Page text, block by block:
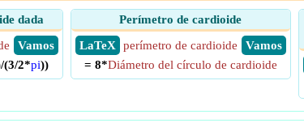
dada
​ Vamos
(3/2*pi))
Perímetro de cardioide
​ LaTeX
​ Vamos
perímetro de cardioide
= 8*Diámetro del círculo de cardioide